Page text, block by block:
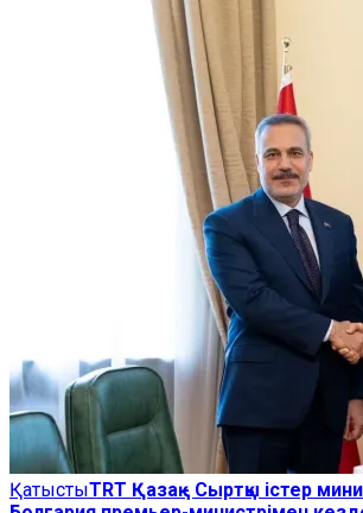
ҚатыстыTRT Қазақ - Сыртқы істер